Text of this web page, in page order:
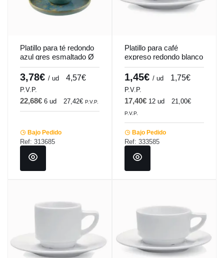
Platillo para té redondo
azul gres esmaltado Ø
14 cm Magic Accolade
3,78€ / ud 4,57€
P.V.P.
22,68€ 6 ud 27,42€ P.V.P.
Bajo Pedido
Ref: 313685
Platillo para café
expreso redondo blanco
porcelana Ø 13 cm
Cafett Pro.mundi
1,45€ / ud 1,75€
P.V.P.
17,40€ 12 ud 21,00€
P.V.P.
Bajo Pedido
Ref: 333585